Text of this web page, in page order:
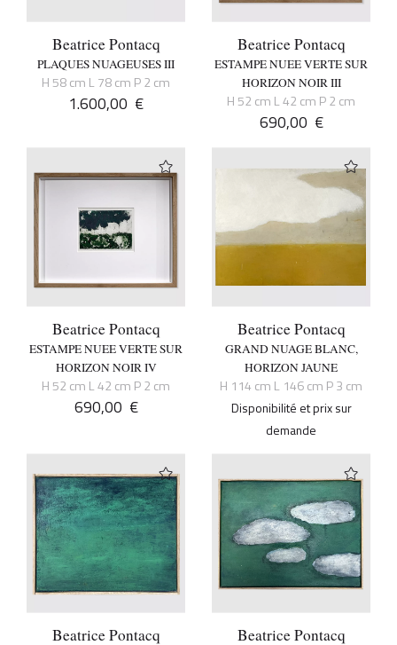
Beatrice Pontacq
PLAQUES NUAGEUSES III
H 58 cm L 78 cm P 2 cm
1.600,00 €
Beatrice Pontacq
ESTAMPE NUEE VERTE SUR
HORIZON NOIR III
H 52 cm L 42 cm P 2 cm
690,00 €
Beatrice Pontacq
ESTAMPE NUEE VERTE SUR
HORIZON NOIR IV
H 52 cm L 42 cm P 2 cm
690,00 €
Beatrice Pontacq
GRAND NUAGE BLANC,
HORIZON JAUNE
H 114 cm L 146 cm P 3 cm
Disponibilité et prix sur
demande
Beatrice Pontacq Beatrice Pontacq